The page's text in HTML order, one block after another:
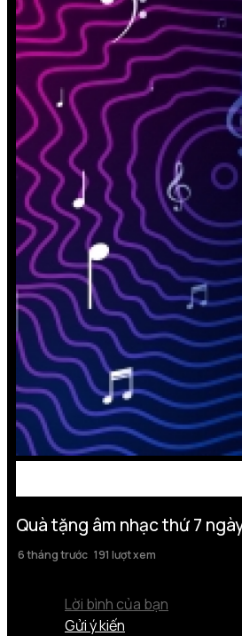
Quà tặng âm nhạc thứ 7
6 tháng trước 191 lượt xem
Lời bình của bạn
Gửi ý kiến